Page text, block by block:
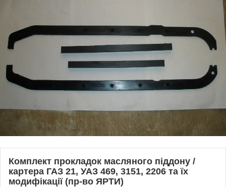
Комплект прокладок масляного піддону /
картера ГАЗ 21, УАЗ 469, 3151, 2206 та їх
модифікації (пр-во ЯРТИ)